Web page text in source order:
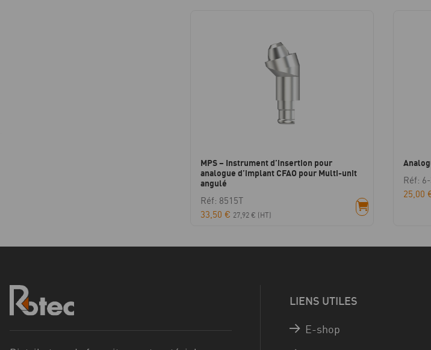
MPS – Instrument d’insertion pour
analogue d’implant CFAO pour Multi-unit
angulé
Réf: 8515T
33,50 € 27,92 € (HT)
Réf:
25,00
LIENS UTILES
E-shop